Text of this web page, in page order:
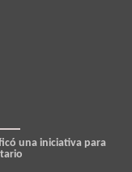
una iniciativa para